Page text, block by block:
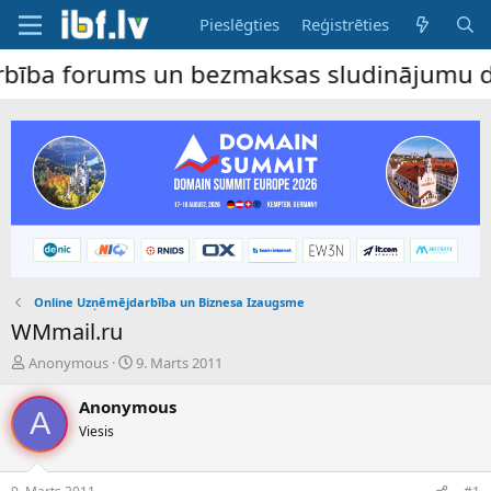
Pieslēgties Reģistrēties
un bezmaksas sludinājumu
Online Uzņēmējdarbība un Biznesa Izaugsme
WMmail.ru
P
v
e
d
i
Anonymous
S
k
9. Marts 2011
A Anonymous
Viesis